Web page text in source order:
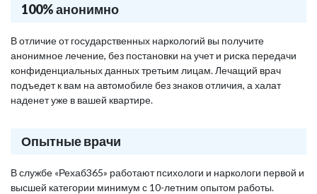
100% анонимно
В отличие от государственных наркологий вы получите
анонимное лечение, без постановки на учет и риска передачи
конфиденциальных данных третьим лицам. Лечащий врач
подъедет к вам на автомобиле без знаков отличия, а халат
наденет уже в вашей квартире.
Опытные врачи
В службе «Рехаб365» работают психологи и наркологи первой и
высшей категории минимум с 10-летним опытом работы.